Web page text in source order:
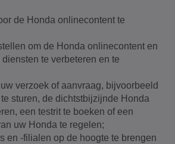
de Honda onlinecontent te
om de Honda onlinecontent en
te verbeteren en te
verzoek of aanvraag, bijvoorbeeld
sturen, de dichtstbijzijnde Honda
een testrit te boeken of een
uw Honda te regelen;
en -filialen op de hoogte te brengen